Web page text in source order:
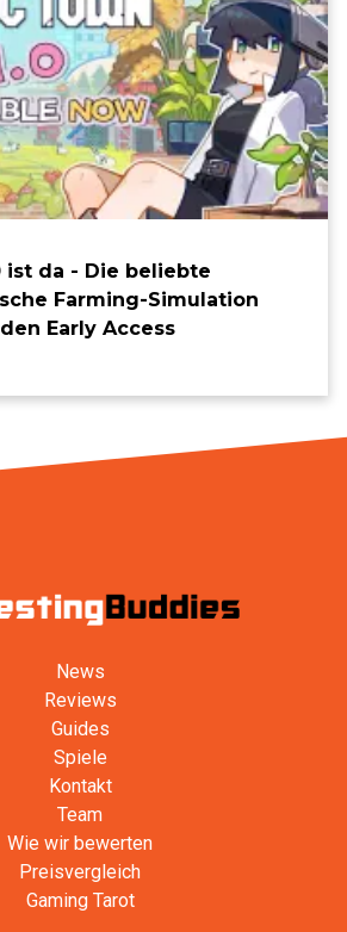
ist da - Die beliebte
Farming-Simulation
Early Access
News
Reviews
Guides
Spiele
Kontakt
Team
Wie wir bewerten
Preisvergleich
Gaming Tarot